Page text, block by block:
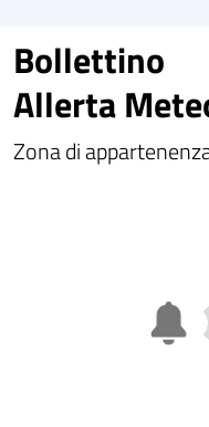
Bollettino
Allerta
Zona di